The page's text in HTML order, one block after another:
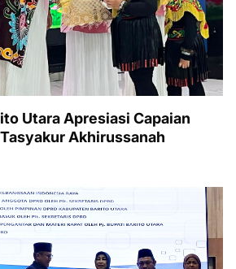
Utara Apresiasi Capaian
Akhirussanah